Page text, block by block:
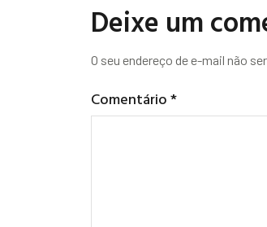
Deixe um
O seu endereço de e-mail não
Comentário*